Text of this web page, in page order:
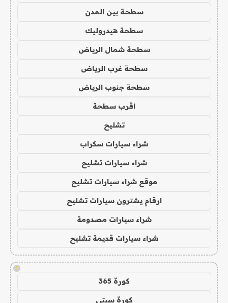
سطحة بين المدن
سطحة هيدروليك
سطحة شمال الرياض
سطحة غرب الرياض
سطحة جنوب الرياض
اقرب سطحة
تشليح
شراء سيارات سكراب
شراء سيارات تشليح
موقع شراء سيارات تشليح
ارقام يشترون سيارات تشليح
شراء سيارات مصدومة
شراء سيارات قديمة تشليح
!
كورة 365
كورة سيتي